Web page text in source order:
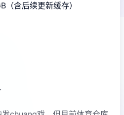
（含后续更新缓存）